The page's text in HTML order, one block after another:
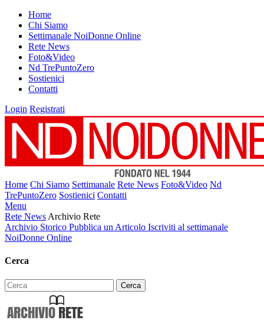
Home
Chi Siamo
Settimanale NoiDonne Online
Rete News
Foto&Video
Nd TrePuntoZero
Sostienici
Contatti
Login Registrati
Home Chi Siamo Settimanale Rete News Foto&Video Nd
TrePuntoZero Sostienici Contatti
Menu
Rete News Archivio Rete
Archivio Storico Pubblica un Articolo Iscriviti al settimanale
NoiDonne Online
Cerca